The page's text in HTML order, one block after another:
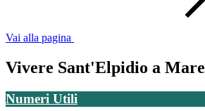
Vai alla pagina
Vivere Sant'Elpidio a Mare
Numeri Utili